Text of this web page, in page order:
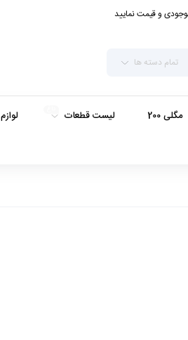
و قیمت نمایید
تمام دسته ها
مگلی 200 لیست قطعات